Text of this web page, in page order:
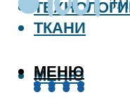
ТКАНИ
МЕНЮ
МЕНЮ